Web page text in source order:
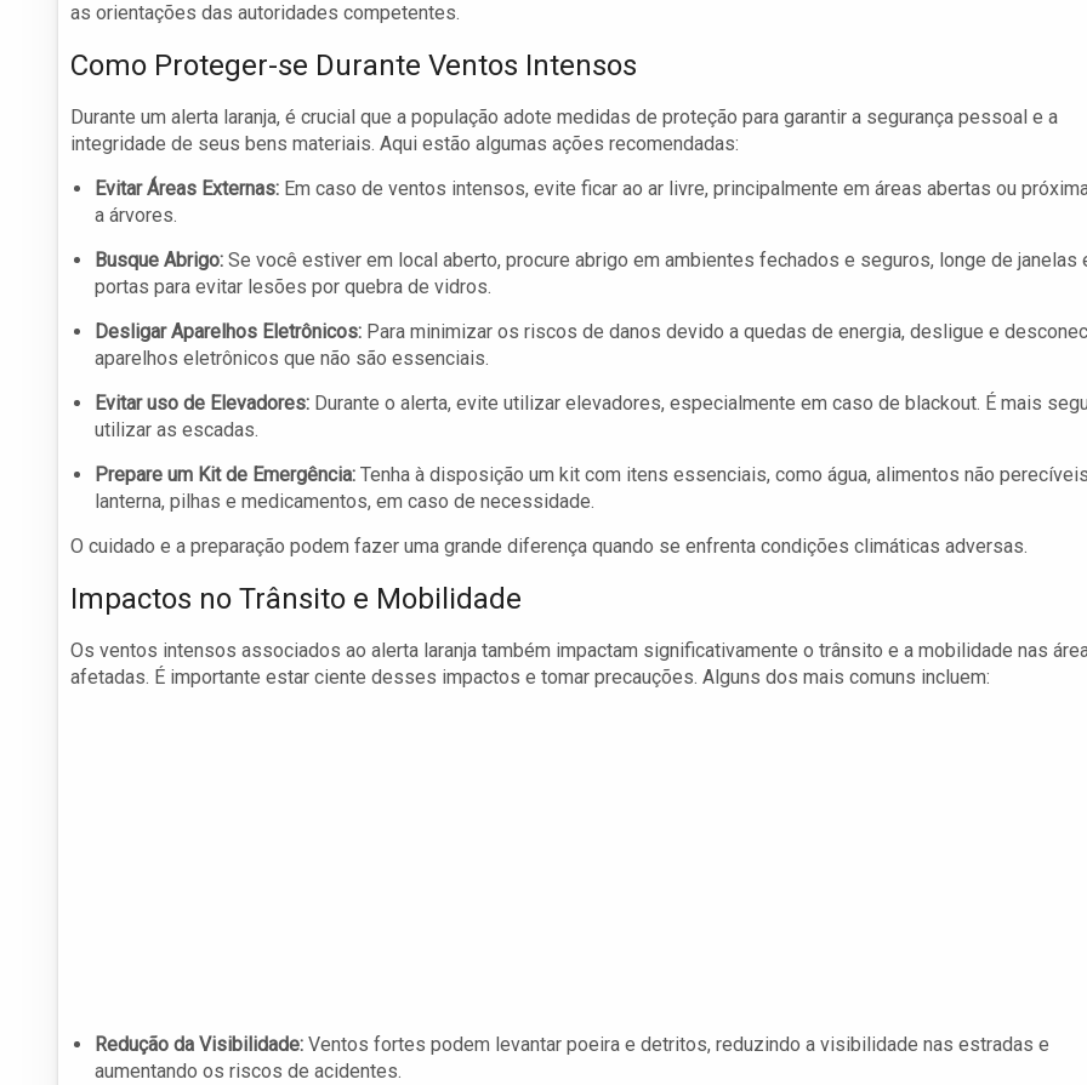
as orientações das autoridades competentes.
Como Proteger-se Durante Ventos Intensos
Durante um alerta laranja, é crucial que a população adote medidas de proteção para garantir a segurança pessoal e a
integridade de seus bens materiais. Aqui estão algumas ações recomendadas:
Evitar Áreas Externas: Em caso de ventos intensos, evite ficar ao ar livre, principalmente em áreas abertas ou
a árvores.
Busque Abrigo: Se você estiver em local aberto, procure abrigo em ambientes fechados e seguros, longe de janelas
portas para evitar lesões por quebra de vidros.
Desligar Aparelhos Eletrônicos: Para minimizar os riscos de danos devido a quedas de energia, desligue e
aparelhos eletrônicos que não são essenciais.
Evitar uso de Elevadores: Durante o alerta, evite utilizar elevadores, especialmente em caso de blackout. É mais
utilizar as escadas.
Prepare um Kit de Emergência: Tenha à disposição um kit com itens essenciais, como água, alimentos não
lanterna, pilhas e medicamentos, em caso de necessidade.
O cuidado e a preparação podem fazer uma grande diferença quando se enfrenta condições climáticas adversas.
Impactos no Trânsito e Mobilidade
Os ventos intensos associados ao alerta laranja também impactam significativamente o trânsito e a mobilidade nas
afetadas. É importante estar ciente desses impactos e tomar precauções. Alguns dos mais comuns incluem:
Redução da Visibilidade: Ventos fortes podem levantar poeira e detritos, reduzindo a visibilidade nas estradas e
aumentando os riscos de acidentes.